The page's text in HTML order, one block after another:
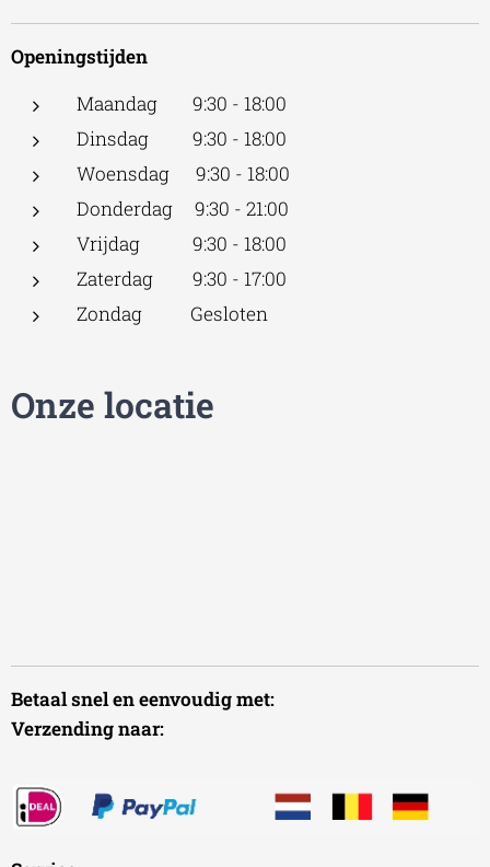
Openingstijden
Maandag 9:30 - 18:00
Dinsdag 9:30 - 18:00
Woensdag 9:30 - 18:00
Donderdag 9:30 - 21:00
Vrijdag 9:30 - 18:00
Zaterdag 9:30 - 17:00
Zondag Gesloten
Onze locatie
Betaal snel en eenvoudig met:
Verzending naar: